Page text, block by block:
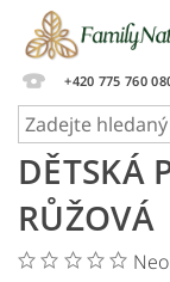
+420 775 760
DĚTSKÁ
RŮŽOVÁ